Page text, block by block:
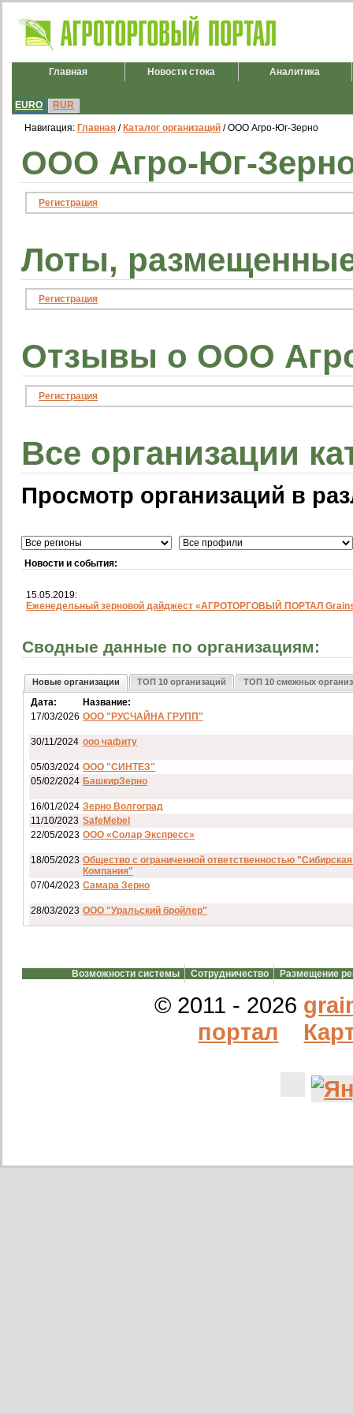
Главная Новости стока Аналитика
EURO RUR
Навигация: Главная / Каталог организаций / ООО Агро-Юг-Зерно
ООО Агро-Юг-
Регистрация
Лоты,
Регистрация
Отзывы о ООО
Регистрация
Все организации
Просмотр организаций в
Новости и события:
15.05.2019:
Еженедельный зерновой дайджест «АГРОТОРГОВЫЙ ПОРТАЛ
Сводные данные по организациям:
Новые организации ТОП 10 организаций ТОП 10 смежных
Дата:
Название:
17/03/2026 ООО "РУСЧАЙНА ГРУПП"
30/11/2024 ооо чафиту
05/03/2024 ООО "СИНТЕЗ"
05/02/2024 БашкирЗерно
16/01/2024 Зерно Волгоград
11/10/2023 SafeMebel
22/05/2023 ООО «Солар Экспресс»
18/05/2023 Общество с ограниченной ответственностью
Компания"
07/04/2023 Самара Зерно
28/03/2023 ООО "Уральский бройлер"
20/02/2023 GREENKO
Возможности системы Сотрудничество Размещение
© 2011 - 2026
портал